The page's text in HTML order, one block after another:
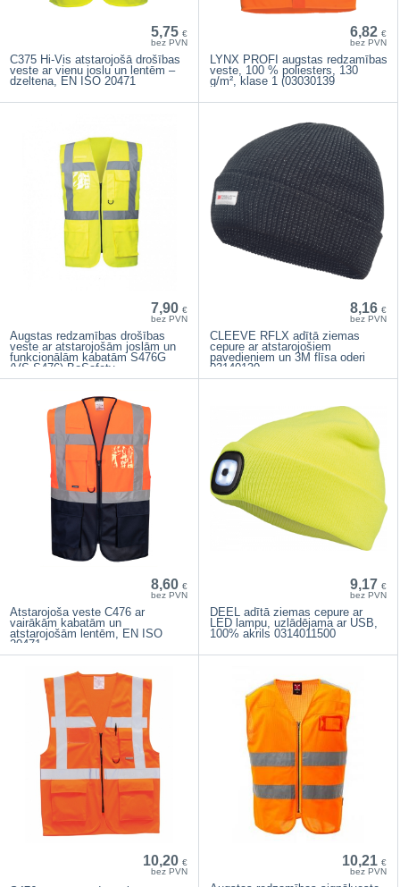
5,75 €
bez PVN
C375 Hi-Vis atstarojošā drošības
veste ar vienu joslu un lentēm –
dzeltena, EN ISO 20471
6,82 €
bez PVN
LYNX PROFI augstas redzamības
veste, 100 % poliesters, 130
g/m², klase 1 (03030139_
7,90 €
bez PVN
Augstas redzamības drošības
veste ar atstarojošām joslām un
funkcionālām kabatām S476G
(VS-S476) BoSafety
8,16 €
bez PVN
CLEEVE RFLX adītā ziemas
cepure ar atstarojošiem
pavedieniem un 3M flīsa oderi
03140130
8,60 €
bez PVN
Atstarojoša veste C476 ar
vairākām kabatām un
atstarojošām lentēm, EN ISO
20471
9,17 €
bez PVN
DEEL adītā ziemas cepure ar
LED lampu, uzlādējama ar USB,
100% akrils 0314011500
10,20 €
bez PVN
10,21 €
bez PVN